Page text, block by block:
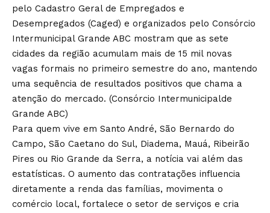
pelo Cadastro Geral de Empregados e
Desempregados (Caged) e organizados pelo Consórcio
Intermunicipal Grande ABC mostram que as sete
cidades da região acumulam mais de 15 mil novas
vagas formais no primeiro semestre do ano, mantendo
uma sequência de resultados positivos que chama a
atenção do mercado. (Consórcio Intermunicipalde
Grande ABC)
Para quem vive em Santo André, São Bernardo do
Campo, São Caetano do Sul, Diadema, Mauá, Ribeirão
Pires ou Rio Grande da Serra, a notícia vai além das
estatísticas. O aumento das contratações influencia
diretamente a renda das famílias, movimenta o
comércio local, fortalece o setor de serviços e cria